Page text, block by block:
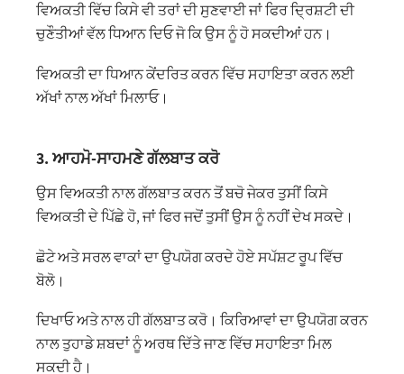
ਵਿਅਕਤੀ ਵਿੱਚ ਕਿਸੇ ਵੀ ਤਰਾਂ ਦੀ ਸੁਣਵਾਈ ਜਾਂ ਫਿਰ ਦ੍ਰਿਸ਼ਟੀ ਦੀ
ਚੁਣੌਤੀਆਂ ਵੱਲ ਧਿਆਨ ਦਿਓ ਜੋ ਕਿ ਉਸ ਨੂੰ ਹੋ ਸਕਦੀਆਂ ਹਨ।
ਵਿਅਕਤੀ ਦਾ ਧਿਆਨ ਕੇਂਦਰਿਤ ਕਰਨ ਵਿੱਚ ਸਹਾਇਤਾ ਕਰਨ ਲਈ
ਅੱਖਾਂ ਨਾਲ ਅੱਖਾਂ ਮਿਲਾਓ।
3. ਆਹਮੋ-ਸਾਹਮਣੇ ਗੱਲਬਾਤ ਕਰੋ
ਉਸ ਵਿਅਕਤੀ ਨਾਲ ਗੱਲਬਾਤ ਕਰਨ ਤੋਂ ਬਚੋ ਜੇਕਰ ਤੁਸੀਂ ਕਿਸੇ
ਵਿਅਕਤੀ ਦੇ ਪਿੱਛੇ ਹੋ, ਜਾਂ ਫਿਰ ਜਦੋਂ ਤੁਸੀਂ ਉਸ ਨੂੰ ਨਹੀਂ ਦੇਖ ਸਕਦੇ।
ਛੋਟੇ ਅਤੇ ਸਰਲ ਵਾਕਾਂ ਦਾ ਉਪਯੋਗ ਕਰਦੇ ਹੋਏ ਸਪੱਸ਼ਟ ਰੂਪ ਵਿੱਚ
ਬੋਲੋ।
ਦਿਖਾਓ ਅਤੇ ਨਾਲ ਹੀ ਗੱਲਬਾਤ ਕਰੋ। ਕਿਰਿਆਵਾਂ ਦਾ ਉਪਯੋਗ ਕਰਨ
ਨਾਲ ਤੁਹਾਡੇ ਸ਼ਬਦਾਂ ਨੂੰ ਅਰਥ ਦਿੱਤੇ ਜਾਣ ਵਿੱਚ ਸਹਾਇਤਾ ਮਿਲ
ਸਕਦੀ ਹੈ।